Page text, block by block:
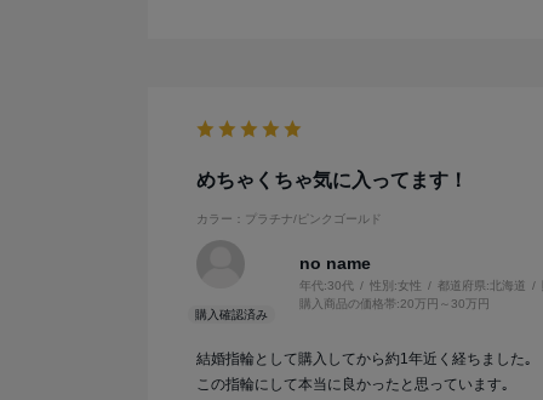
めちゃくちゃ気に入ってます！
カラー：プラチナ/ピンクゴールド
no name
年代:30代 性別:女性 都道府県: 北海道
購入商品の価格帯:20万円～30万円
結婚指輪として購入してから約1年近く経ちました｡
この指輪にして本当に良かったと思っています｡